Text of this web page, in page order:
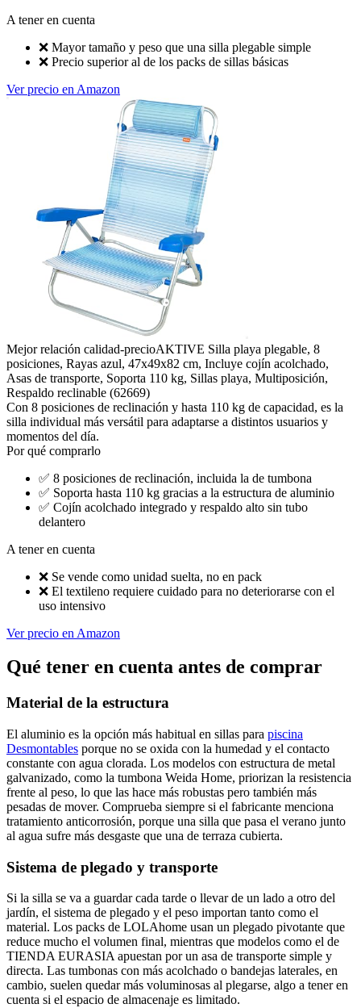
A tener en cuenta
❌ Mayor tamaño y peso que una silla plegable simple
❌ Precio superior al de los packs de sillas básicas
Ver precio en Amazon
Mejor relación calidad-precioAKTIVE Silla playa plegable, 8
posiciones, Rayas azul, 47x49x82 cm, Incluye cojín acolchado,
Asas de transporte, Soporta 110 kg, Sillas playa, Multiposición,
Respaldo reclinable (62669)
Con 8 posiciones de reclinación y hasta 110 kg de capacidad, es la
silla individual más versátil para adaptarse a distintos usuarios y
momentos del día.
Por qué comprarlo
✅ 8 posiciones de reclinación, incluida la de tumbona
✅ Soporta hasta 110 kg gracias a la estructura de aluminio
✅ Cojín acolchado integrado y respaldo alto sin tubo
delantero
A tener en cuenta
❌ Se vende como unidad suelta, no en pack
❌ El textileno requiere cuidado para no deteriorarse con el
uso intensivo
Ver precio en Amazon
Qué tener en cuenta antes de comprar
Material de la estructura
El aluminio es la opción más habitual en sillas para piscina
Desmontables porque no se oxida con la humedad y el contacto
constante con agua clorada. Los modelos con estructura de metal
galvanizado, como la tumbona Weida Home, priorizan la resistencia
frente al peso, lo que las hace más robustas pero también más
pesadas de mover. Comprueba siempre si el fabricante menciona
tratamiento anticorrosión, porque una silla que pasa el verano junto
al agua sufre más desgaste que una de terraza cubierta.
Sistema de plegado y transporte
Si la silla se va a guardar cada tarde o llevar de un lado a otro del
jardín, el sistema de plegado y el peso importan tanto como el
material. Los packs de LOLAhome usan un plegado pivotante que
reduce mucho el volumen final, mientras que modelos como el de
TIENDA EURASIA apuestan por un asa de transporte simple y
directa. Las tumbonas con más acolchado o bandejas laterales, en
cambio, suelen quedar más voluminosas al plegarse, algo a tener en
cuenta si el espacio de almacenaje es limitado.